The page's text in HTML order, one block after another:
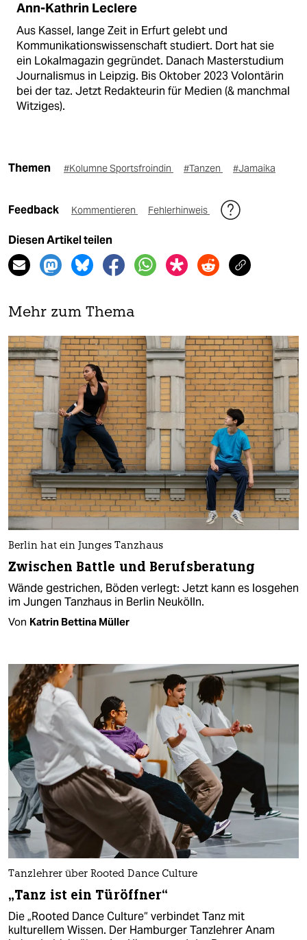
Ann-Kathrin Leclere
Aus Kassel, lange Zeit in Erfurt gelebt und
Kommunikationswissenschaft studiert. Dort hat sie
ein Lokalmagazin gegründet. Danach Masterstudium
Journalismus in Leipzig. Bis Oktober 2023 Volontärin
bei der taz. Jetzt Redakteurin für Medien (& manchmal
Witziges).
Themen #Kolumne Sportsfroindin #Tanzen #Jamaika
Feedback Kommentieren Fehlerhinweis
Diesen Artikel teilen
Mehr zum Thema
Berlin hat ein Junges Tanzhaus
Zwischen Battle und Berufsberatung
Wände gestrichen, Böden verlegt: Jetzt kann es losgehen
im Jungen Tanzhaus in Berlin Neukölln.
Von Katrin Bettina Müller
Tanzlehrer über Rooted Dance Culture
„Tanz ist ein Türöffner“
Die „Rooted Dance Culture“ verbindet Tanz mit
kulturellem Wissen. Der Hamburger Tanzlehrer Anam